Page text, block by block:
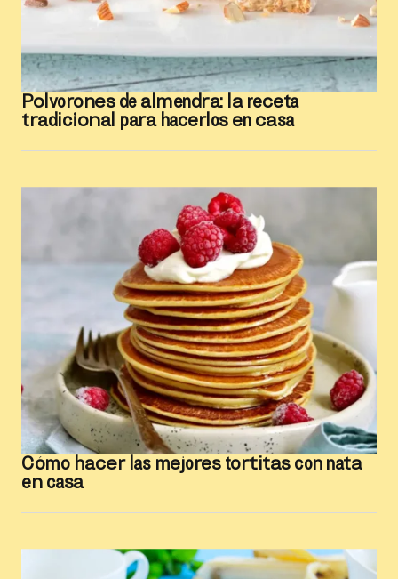
Polvorones de almendra: la receta
tradicional para hacerlos en casa
Cómo hacer las mejores tortitas con nata
en casa